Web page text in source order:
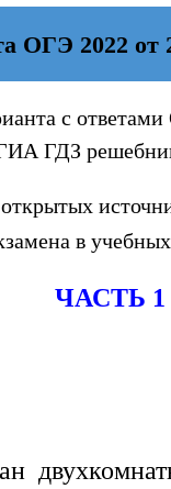
ОГЭ 2022 от
с
ГДЗ
в
ЧАСТЬ 1